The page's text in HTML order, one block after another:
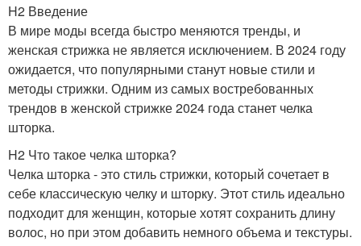
H2 Введение
В мире моды всегда быстро меняются тренды, и
женская стрижка не является исключением. В 2024 году
ожидается, что популярными станут новые стили и
методы стрижки. Одним из самых востребованных
трендов в женской стрижке 2024 года станет челка
шторка.
H2 Что такое челка шторка?
Челка шторка - это стиль стрижки, который сочетает в
себе классическую челку и шторку. Этот стиль идеально
подходит для женщин, которые хотят сохранить длину
волос, но при этом добавить немного объема и текстуры.